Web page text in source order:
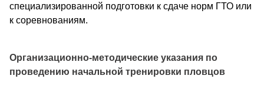
специализированной подготовки к сдаче норм ГТО или
к соревнованиям.
Организационно-методические указания по
проведению начальной тренировки пловцов